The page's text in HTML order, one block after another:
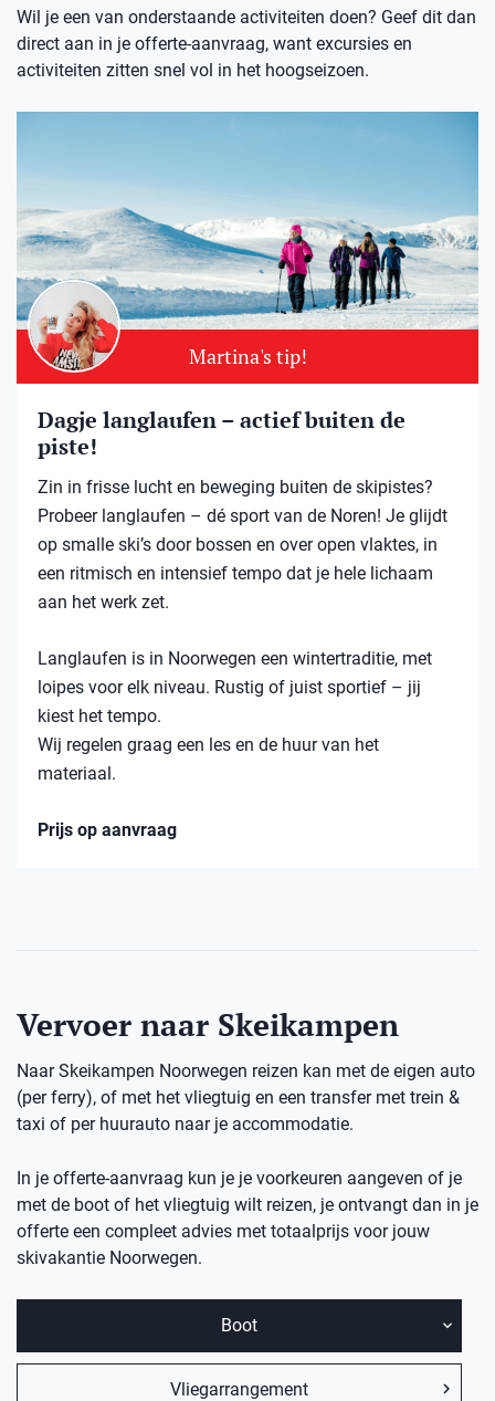
Wil je een van onderstaande activiteiten doen? Geef dit dan
direct aan in je offerte-aanvraag, want excursies en
activiteiten zitten snel vol in het hoogseizoen.
Martina's tip!
Dagje langlaufen – actief buiten de
piste!
Zin in frisse lucht en beweging buiten de skipistes?
Probeer langlaufen – dé sport van de Noren! Je glijdt
op smalle ski’s door bossen en over open vlaktes, in
een ritmisch en intensief tempo dat je hele lichaam
aan het werk zet.
Langlaufen is in Noorwegen een wintertraditie, met
loipes voor elk niveau. Rustig of juist sportief – jij
kiest het tempo.
Wij regelen graag een les en de huur van het
materiaal.
Prijs op aanvraag
Vervoer naar Skeikampen
Naar Skeikampen Noorwegen reizen kan met de eigen auto
(per ferry), of met het vliegtuig en een transfer met trein &
taxi of per huurauto naar je accommodatie.
In je offerte-aanvraag kun je je voorkeuren aangeven of je
met de boot of het vliegtuig wilt reizen, je ontvangt dan in je
offerte een compleet advies met totaalprijs voor jouw
skivakantie Noorwegen.
Boot
Vliegarrangement